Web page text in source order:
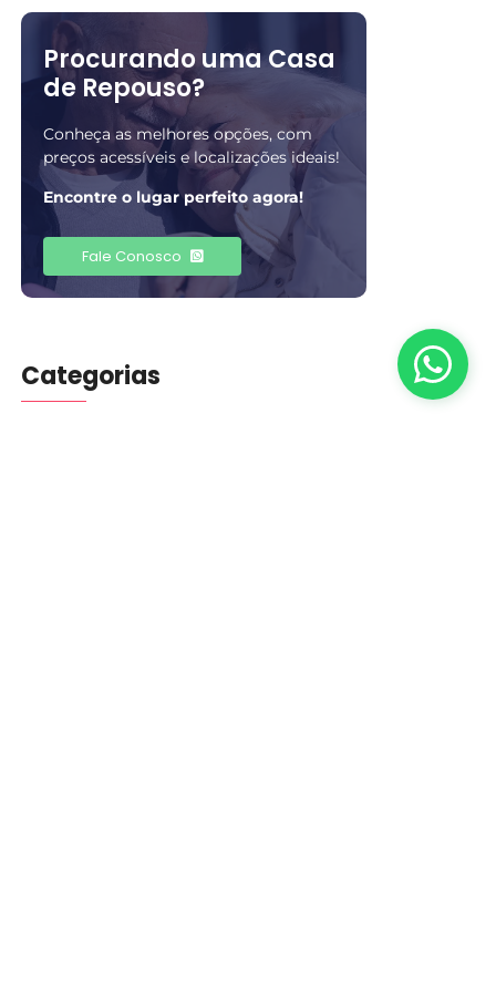
Procurando uma Casa
de Repouso?
Conheça as melhores opções, com
preços acessíveis e localizações ideais!
Encontre o lugar perfeito agora!
Fale Conosco
Categorias